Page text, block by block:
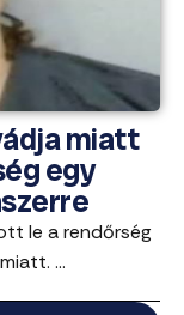
miatt
egy
le a rendőrség
...